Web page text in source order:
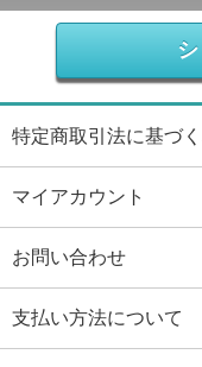
特定商取引法に基づ
マイアカウント
お問い合わせ
支払い方法について